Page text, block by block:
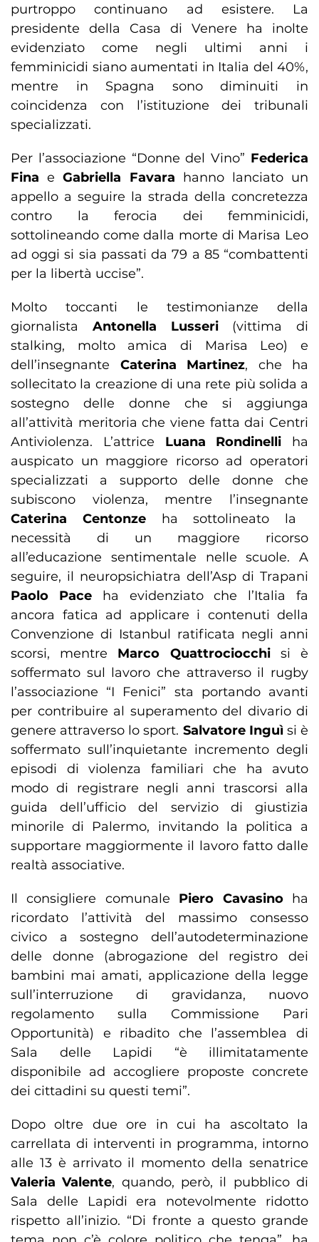
purtroppo continuano ad esistere. La
presidente della Casa di Venere ha inolte
evidenziato come negli ultimi anni i
femminicidi siano aumentati in Italia del 40%,
mentre in Spagna sono diminuiti in
coincidenza con l’istituzione dei tribunali
specializzati.
Per l’associazione “Donne del Vino” Federica
Fina eGabriella Favara hanno lanciato un
appello a seguire la strada della concretezza
contro la ferocia dei femminicidi,
sottolineando come dalla morte di Marisa Leo
ad oggi si sia passati da 79 a 85 “combattenti
per la libertà uccise”.
Molto toccanti le testimonianze della
giornalista Antonella Lusseri(vittima di
stalking, molto amica di Marisa Leo) e
dell’insegnante Caterina Martinez, che ha
sollecitato la creazione di una rete più solida a
sostegno delle donne che si aggiunga
all’attività meritoria che viene fatta dai Centri
Antiviolenza. L’attrice Luana Rondinelli ha
auspicato un maggiore ricorso ad operatori
specializzati a supporto delle donne che
subiscono violenza, mentre l’insegnante
Caterina Centonzeha sottolineato la
necessità di un maggiore ricorso
all’educazione sentimentale nelle scuole. A
seguire, il neuropsichiatra dell’Asp di Trapani
Paolo Paceha evidenziato che l’Italia fa
ancora fatica ad applicare i contenuti della
Convenzione di Istanbul ratificata negli anni
scorsi, mentre Marco Quattrociocchisi è
soffermato sul lavoro che attraverso il rugby
l’associazione “I Fenici” sta portando avanti
per contribuire al superamento del divario di
genere attraverso lo sport. Salvatore Inguì si è
soffermato sull’inquietante incremento degli
episodi di violenza familiari che ha avuto
modo di registrare negli anni trascorsi alla
guida dell’ufficio del servizio di giustizia
minorile di Palermo, invitando la politica a
supportare maggiormente il lavoro fatto dalle
realtà associative.
Il consigliere comunale Piero Cavasino ha
ricordato l’attività del massimo consesso
civico a sostegno dell’autodeterminazione
delle donne (abrogazione del registro dei
bambini mai amati, applicazione della legge
sull’interruzione di gravidanza, nuovo
regolamento sulla Commissione Pari
Opportunità) e ribadito che l’assemblea di
Sala delle Lapidi “è illimitatamente
disponibile ad accogliere proposte concrete
dei cittadini su questi temi”.
Dopo oltre due ore in cui ha ascoltato la
carrellata di interventi in programma, intorno
alle 13 è arrivato il momento della senatrice
Valeria Valente, quando, però, il pubblico di
Sala delle Lapidi era notevolmente ridotto
rispetto all’inizio. “Di fronte a questo grande